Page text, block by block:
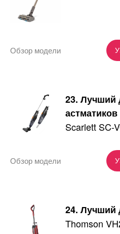
Обзор модели
23. Лучший
астматиков
Scarlett SC-
Обзор модели
24. Лучший
Thomson